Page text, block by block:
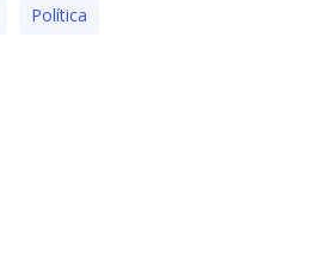
Polí­tica